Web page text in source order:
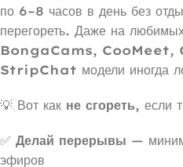
по 6–8 часов в день без
перегореть. Даже на
BongaCams, CooMeet,
StripChat модели иногда
💡 Вот как не сгореть, если
✅ Делай перерывы —
эфиров